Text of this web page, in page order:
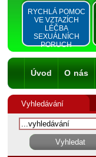
RYCHLÁ POMOC
VE VZTAZÍCH
LÉČBA
SEXUÁLNÍCH
PORUCH
Úvod O nás
Vyhledávání